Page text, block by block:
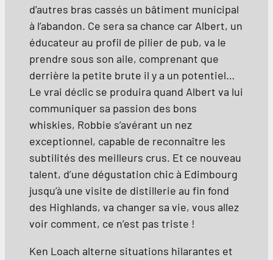
d’autres bras cassés un bâtiment municipal
à l’abandon. Ce sera sa chance car Albert, un
éducateur au profil de pilier de pub, va le
prendre sous son aile, comprenant que
derrière la petite brute il y a un potentiel…
Le vrai déclic se produira quand Albert va lui
communiquer sa passion des bons
whiskies, Robbie s’avérant un nez
exceptionnel, capable de reconnaître les
subtilités des meilleurs crus. Et ce nouveau
talent, d’une dégustation chic à Edimbourg
jusqu’à une visite de distillerie au fin fond
des Highlands, va changer sa vie, vous allez
voir comment, ce n’est pas triste !
Ken Loach alterne situations hilarantes et